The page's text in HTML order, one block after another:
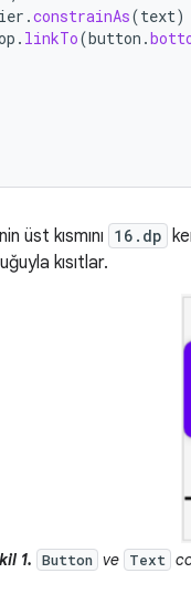
.constrainAs(text)
. linkTo(button .
üst kısmını 16.dp
kısıtlar.
1. Button ve Text